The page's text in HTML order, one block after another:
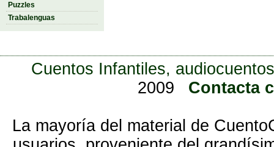
Puzzles
Trabalenguas
Cuentos Infantiles,
2009
Contacta
La mayoría del material de